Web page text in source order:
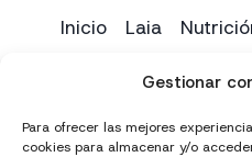
Gestionar
Para ofrecer las mejores
cookies para almacenar y/o
Inicio Laia
Yoga